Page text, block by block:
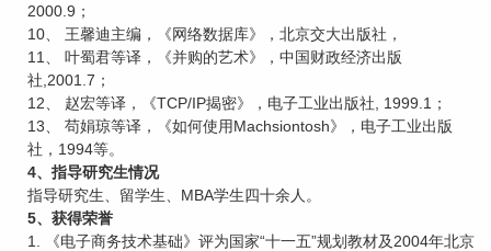
2000.9；
10、 王馨迪主编，《网络数据库》，北京交大出版社，
11、 叶蜀君等译，《并购的艺术》，中国财政经济出版
社,2001.7；
12、 赵宏等译，《TCP/IP揭密》，电子工业出版社, 1999.1；
13、 苟娟琼等译，《如何使用Machsiontosh》，电子工业出版
社，1994等。
4、指导研究生情况
指导研究生、留学生、MBA学生四十余人。
5、获得荣誉
1. 《电子商务技术基础》评为国家“十一五”规划教材及2004年北京